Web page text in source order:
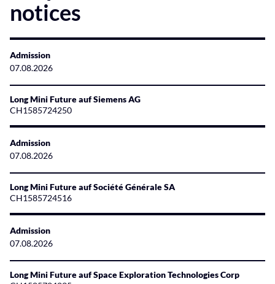
notices
Admission
07.08.2026
Long Mini Future auf Siemens AG
CH1585724250
Admission
07.08.2026
Long Mini Future auf Société Générale SA
CH1585724516
Admission
07.08.2026
Long Mini Future auf Space Exploration Technologies Corp